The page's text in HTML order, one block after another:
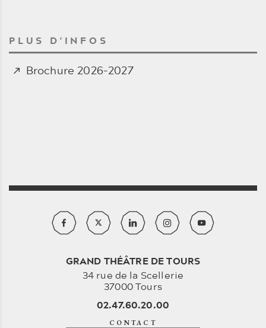
PLUS D'INFOS
Brochure 2026-2027
GRAND THÉÂTRE DE TOURS
34 rue de la Scellerie
37000 Tours
02.47.60.20.00
CONTACT